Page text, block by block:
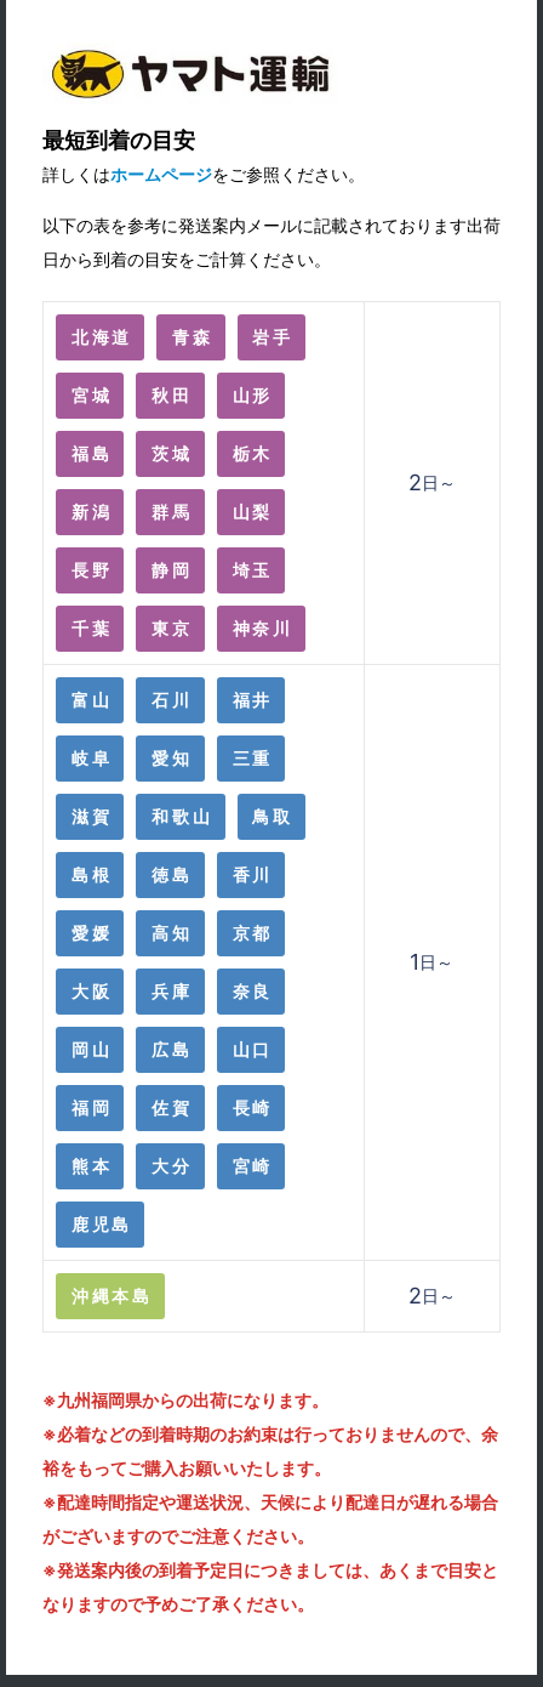
最短到着の目安
詳しくはホームページをご参照ください。
以下の表を参考に発送案内メールに記載されております出荷
日から到着の目安をご計算ください。
北海道 青森 岩手
宮城 秋田 山形
福島 茨城 栃木
新潟 群馬 山梨
長野 静岡 埼玉
千葉 東京 神奈川
2日～
富山 石川 福井
岐阜 愛知 三重
滋賀 和歌山 鳥取
島根 徳島 香川
愛媛 高知 京都
大阪 兵庫 奈良
岡山 広島 山口
福岡 佐賀 長崎
熊本 大分 宮崎
鹿児島
1 日～
沖縄本島 2日～
※九州福岡県からの出荷になります。
※必着などの到着時期のお約束は行っておりませんので、余
裕をもってご購入お願いいたします。
※配達時間指定や運送状況、天候により配達日が遅れる場合
がございますのでご注意ください。
※発送案内後の到着予定日につきましては、あくまで目安と
なりますので予めご了承ください。